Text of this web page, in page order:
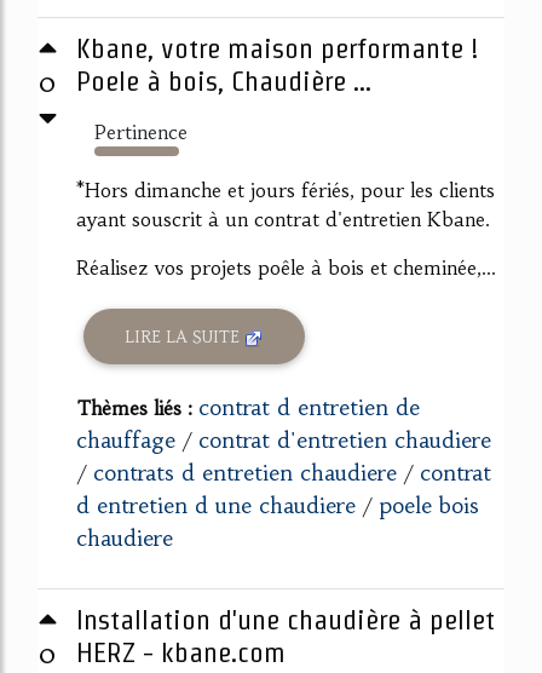
0
Kbane, votre maison performante !
Poele à bois, Chaudière ...
Pertinence
268%
*Hors dimanche et jours fériés, pour les clients
ayant souscrit à un contrat d'entretien Kbane.
Réalisez vos projets poêle à bois et cheminée,...
LIRE LA SUITE
Thèmes liés : contrat d entretien de
chauffage / contrat d'entretien chaudiere
/ contrats d entretien chaudiere / contrat
d entretien d une chaudiere / poele bois
chaudiere
0
Installation d'une chaudière à pellet
HERZ - kbane.com